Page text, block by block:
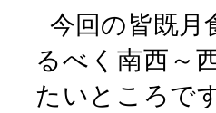
今回の皆既月
るべく南西～
たいところで